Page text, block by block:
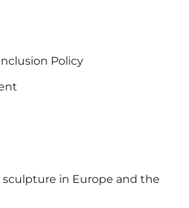
Policy
in Europe and the